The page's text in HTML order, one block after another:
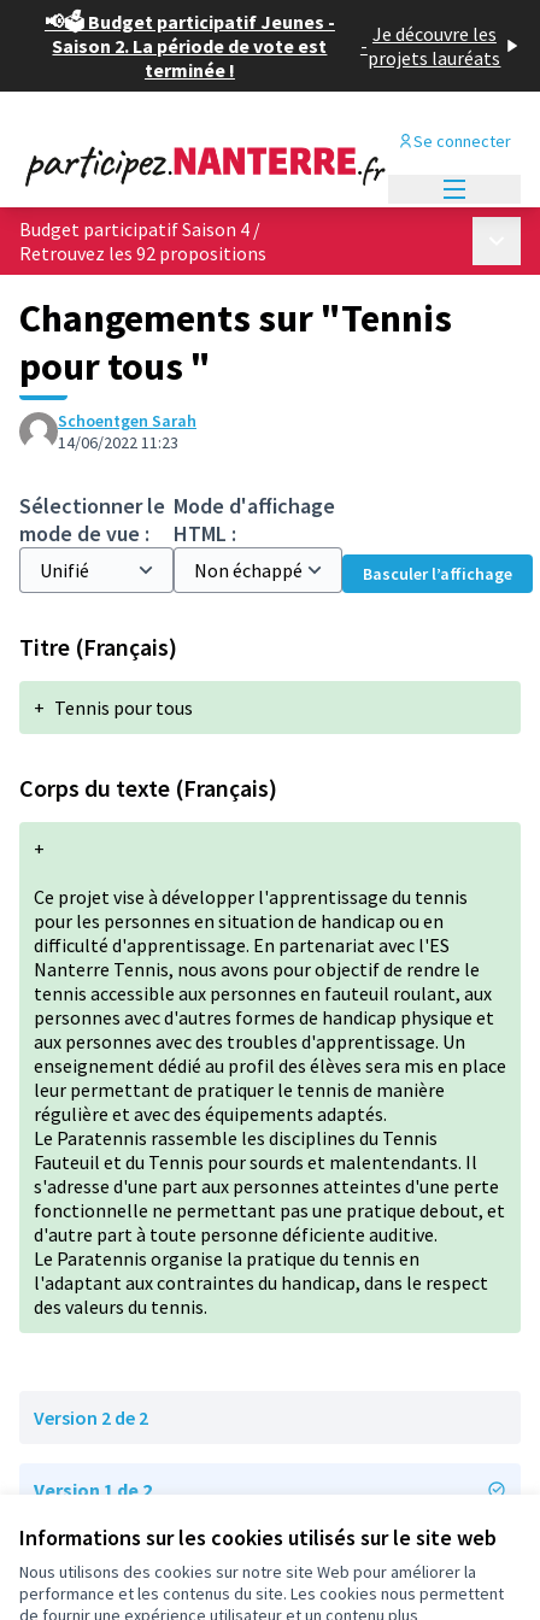
Informations sur les cookies utilisés sur le site web
Nous utilisons des cookies sur notre site Web pour améliorer la
performance et les contenus du site. Les cookies nous permettent
de fournir une expérience utilisateur et un contenu plus
📢🗳️ Budget participatif Jeunes -
Saison 2. La période de vote est
terminée !
- Je découvre les
projets lauréats
Se connecter
Budget participatif Saison 4 /
Retrouvez les 92 propositions
Changements sur "Tennis
pour tous "
Schoentgen Sarah
14/06/2022 11:23
Sélectionner le
mode de vue :
Mode d'affichage
HTML :
Basculer l’affichage
Titre (Français)
+ Tennis pour tous
Corps du texte (Français)
+
Ce projet vise à développer l'apprentissage du tennis
pour les personnes en situation de handicap ou en
difficulté d'apprentissage. En partenariat avec l'ES
Nanterre Tennis, nous avons pour objectif de rendre le
tennis accessible aux personnes en fauteuil roulant, aux
personnes avec d'autres formes de handicap physique et
aux personnes avec des troubles d'apprentissage. Un
enseignement dédié au profil des élèves sera mis en place
leur permettant de pratiquer le tennis de manière
régulière et avec des équipements adaptés.
Le Paratennis rassemble les disciplines du Tennis
Fauteuil et du Tennis pour sourds et malentendants. Il
s'adresse d'une part aux personnes atteintes d'une perte
fonctionnelle ne permettant pas une pratique debout, et
d'autre part à toute personne déficiente auditive.
Le Paratennis organise la pratique du tennis en
l'adaptant aux contraintes du handicap, dans le respect
des valeurs du tennis.
Version 2 de 2
Version 1 de 2
Conditions d'utilisation
Paramètres des cookies